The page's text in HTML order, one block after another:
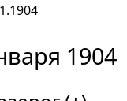
1904